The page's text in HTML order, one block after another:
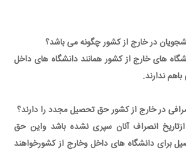
های خارج از کشور همانند دانشگاه های داخل
ندارند.
اینکه ۱سال ازتاریخ انصراف آنان سپری نشده باشد واین حق
تحصیل برای دانشگاه های داخل وخارج از کشورخواهند